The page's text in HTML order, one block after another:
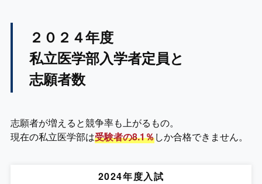
２０２４年度
私立医学部入学者定員と
志願者数
志願者が増えると競争率も上がるもの。
現在の私立医学部は受験者の8.1％しか合格できません。
2024年度入試